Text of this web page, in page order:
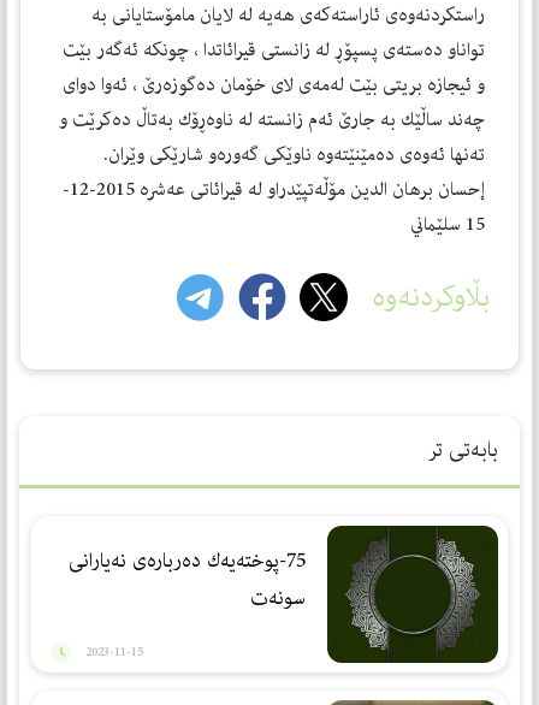
راستكردنه‌وه‌ی ئاراسته‌كه‌ی هه‌یه‌ له‌ لایان مامۆستایانی به‌
تواناو ده‌سته‌ی پسپۆڕ له‌ زانستی قیرائاتدا ، چونكه‌ ئه‌گه‌ر بێت
و ئیجازه‌ بریتی بێت له‌مه‌ی لای خۆمان ده‌گوزه‌رێ ، ئه‌وا دوای
چه‌ند ساڵێك به‌ جارێ ئه‌م زانسته‌ له‌ ناوه‌ڕۆك به‌تاڵ ده‌كرێت و
ته‌نها ئه‌وه‌ی ده‌مێنێته‌وه‌ ناوێكی گه‌وره‌و شارێكی وێران.
إحسان برهان الدین مۆڵه‌تپێدراو له‌ قیرائاتی عه‌شره‌ 2015-12-
15 سلێماني
بڵاوکردنەوە
بابەتی تر
75-پوختەیەك دەربارەی نەیارانی
سونەت
2023-11-15